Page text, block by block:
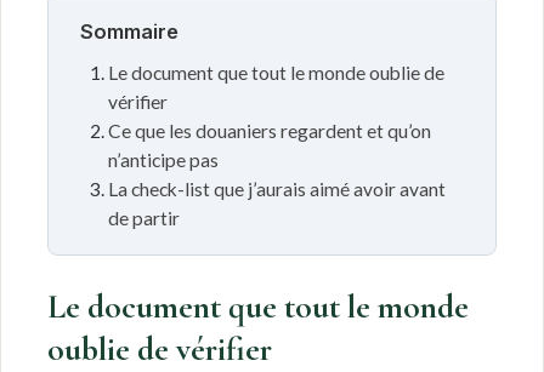
Sommaire
Le document que tout le monde oublie de
vérifier
Ce que les douaniers regardent et qu’on
n’anticipe pas
La check-list que j’aurais aimé avoir avant
de partir
Le document que tout le monde
oublie de vérifier